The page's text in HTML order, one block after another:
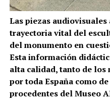
Las piezas
trayectoria vital del
del monumento en
Esta información
alta calidad, tanto de
por toda España como
procedentes del Museo